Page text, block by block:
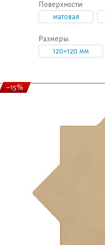
Поверхности:
матовая
Размеры:
120×120 мм
–15%